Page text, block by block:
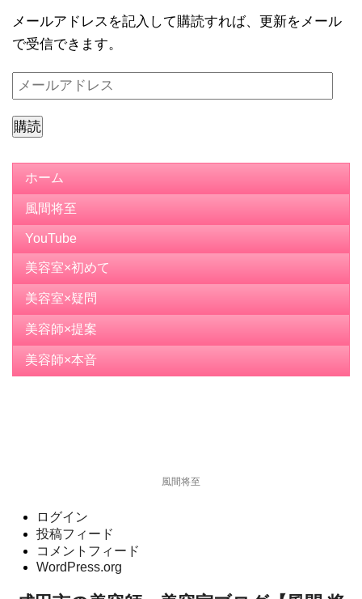
メールアドレスを記入して購読すれば、更新をメール
で受信できます。
メ
ル
レ
ス
ホーム
風間将至
YouTube
美容室×初めて
美容室×疑問
美容師×提案
美容師×本音
風間将至
ログイン
投稿フィード
コメントフィード
WordPress.org